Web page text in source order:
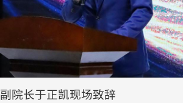
副院长于正凯现场致辞